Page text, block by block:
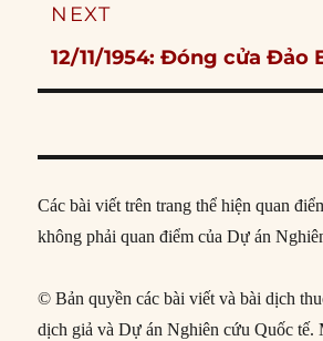
NEXT
Next
post:
12/11/1954: Đóng cửa Đảo
Các bài viết trên trang thể hiện quan
không phải quan điểm của Dự án
© Bản quyền các bài viết và bài dịch
dịch giả và Dự án Nghiên cứu Quốc tế.